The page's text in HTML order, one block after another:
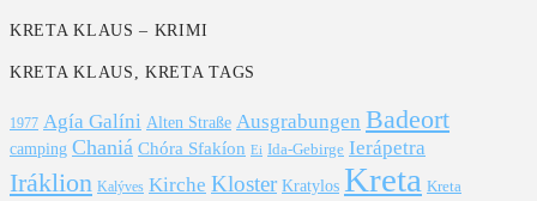
KRETA KLAUS – KRIMI
KRETA KLAUS, KRETA TAGS
1977 Agía Galíni Alten Straße Ausgrabungen Badeort
camping Chaniá Chóra Sfakíon Ei Ida-Gebirge Ierápetra
Iráklion Kalýves Kirche Kloster Kratylos Kreta Kreta